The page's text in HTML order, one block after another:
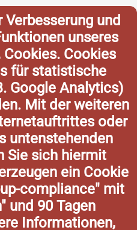
und
unseres
Cookies
für statistische
Google Analytics)
Mit der weiteren
oder
untenstehenden
Sie sich hiermit
ein Cookie
compliance" mit
und 90 Tagen
Informationen,